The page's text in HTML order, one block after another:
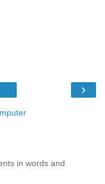
›
in words and